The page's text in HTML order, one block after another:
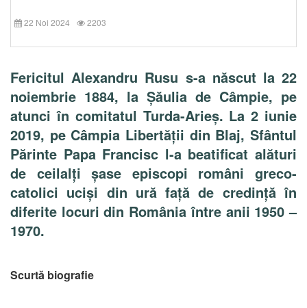
22 Noi 2024 2203
Fericitul Alexandru Rusu s-a născut la 22
noiembrie 1884, la Șăulia de Câmpie, pe
atunci în comitatul Turda-Arieș. La2 iunie
2019, pe Câmpia Libertății din Blaj, Sfântul
Părinte Papa Francisc l-a beatificat alături
de ceilalți șase episcopi români greco-
catolici uciși din ură față de credință în
diferite locuri din România între anii 1950 –
1970.
Scurtă biografie